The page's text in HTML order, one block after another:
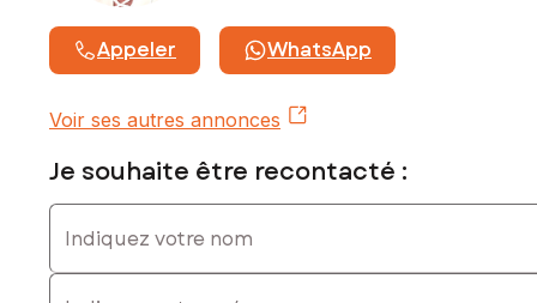
Appeler WhatsApp
Voir ses autres annonces
Je souhaite être recontacté :
Indiquez votre nom
Indiquez votre prénom